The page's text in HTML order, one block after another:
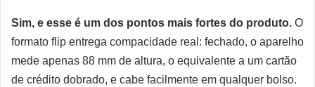
Sim, e esse é um dos pontos mais fortes do produto. O
formato flip entrega compacidade real: fechado, o aparelho
mede apenas 88 mm de altura, o equivalente a um cartão
de crédito dobrado, e cabe facilmente em qualquer bolso.